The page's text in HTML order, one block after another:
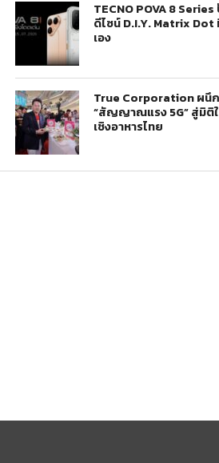
TECNO POVA 8
ดีไซน์ D.I.Y. Matrix
เอง
True Corporation ผนึ
“สัญญาณแรง 5G” สู่มิติ
เชิงอาหารไทย